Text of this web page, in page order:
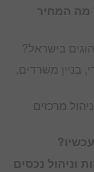
מה המחיר
בישראל?
בניין משרדים,
מרכזים
וניהול נכסים